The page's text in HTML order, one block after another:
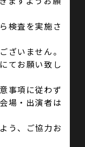
検査を実施さ
ざいません。
てお願い致し
事項に従わず
場・出演者は
う、ご協力お